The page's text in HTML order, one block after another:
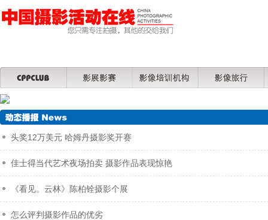
头奖12万美元 哈姆丹摄影奖开赛
佳士得当代艺术夜场拍卖 摄影作品表现惊艳
《看见。云林》陈柏铨摄影个展
怎么评判摄影作品的优劣